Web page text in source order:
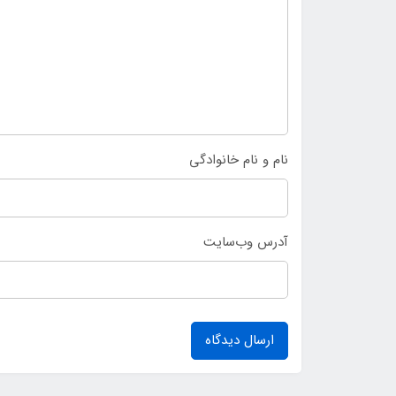
نام و نام خانوادگی
آدرس وب‌سایت
ارسال دیدگاه